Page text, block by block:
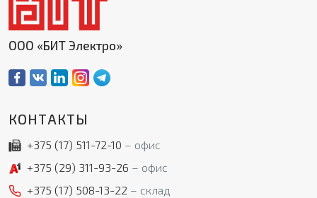
ООО «БИТ Электро»
КОНТАКТЫ
+375 (17) 511-72-10
офис
+375 (29) 311-93-26
офис
+375 (17) 508-13-22
склад